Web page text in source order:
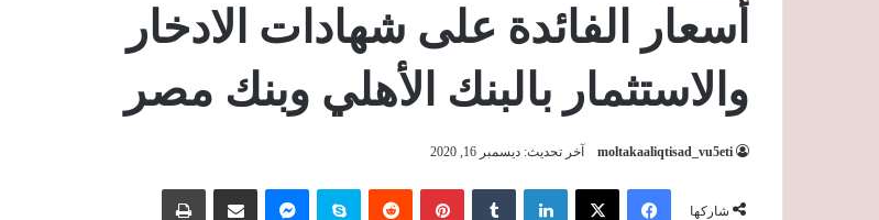
أسعار الفائدة على شهادات الادخار
والاستثمار بالبنك الأهلي وبنك مصر
moltakaaliqtisad_vu5eti آخر تحديث: ديسمبر 16, 2020
شاركها
فيسبوك ‫X لينكدإن بينتيريست سكايب